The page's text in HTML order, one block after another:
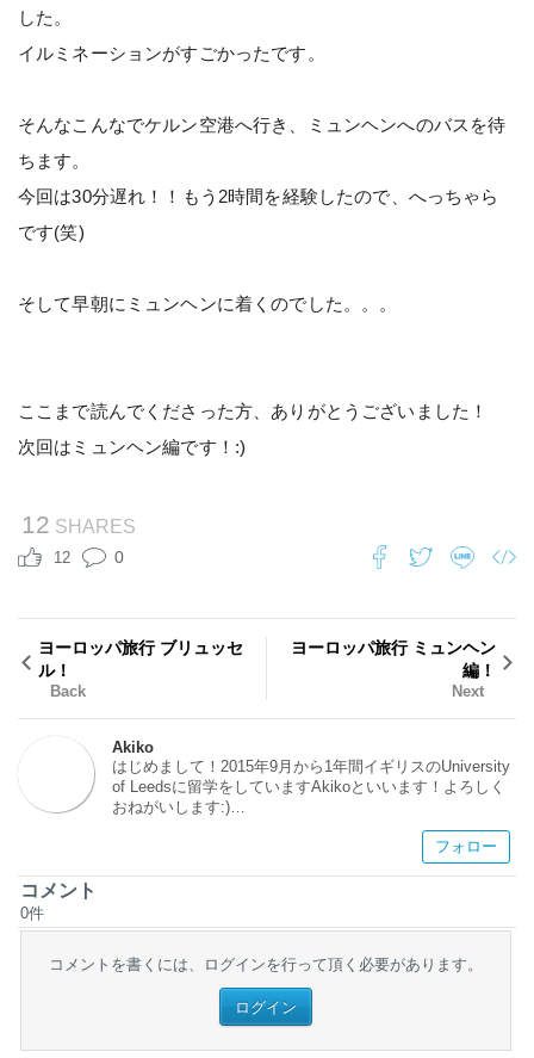
した。
イルミネーションがすごかったです。
そんなこんなでケルン空港へ行き、ミュンヘンへのバスを待
ちます。
今回は30分遅れ！！もう2時間を経験したので、へっちゃら
です(笑)
そして早朝にミュンヘンに着くのでした。。。
ここまで読んでくださった方、ありがとうございました！
次回はミュンヘン編です！:)
12 SHARES
12 0
ヨーロッパ旅行 ブリュッセ
ル！
Back
ヨーロッパ旅行 ミュンヘン
編！
Next
Akiko
はじめまして！2015年9月から1年間イギリスのUniversity
of Leedsに留学をしていますAkikoといいます！よろしく
おねがいします:)
ロンドンではないまた一味違ったイギリスについてみなさ
フォロー
コメント
0件
コメントを書くには、ログインを行って頂く必要があります。
ログイン